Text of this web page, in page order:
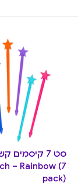
– Rainbow (7
pack)